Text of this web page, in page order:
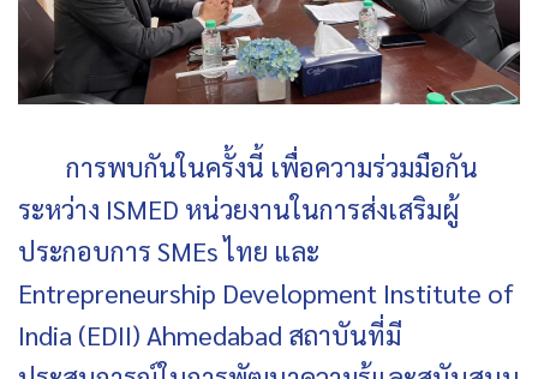
การพบกันในครั้งนี้ เพื่อความร่วมมือกัน
ระหว่าง ISMED หน่วยงานในการส่งเสริมผู้
ประกอบการ SMEs ไทย และ
Entrepreneurship Development Institute of
India (EDII) Ahmedabad สถาบันที่มี